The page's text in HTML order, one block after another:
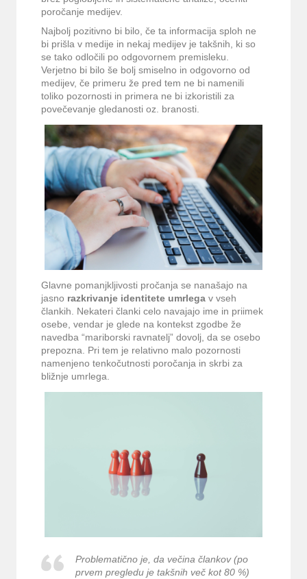
poročanje medijev.
Najbolj pozitivno bi bilo, če ta informacija sploh ne
bi prišla v medije in nekaj medijev je takšnih, ki so
se tako odločili po odgovornem premisleku.
Verjetno bi bilo še bolj smiselno in odgovorno od
medijev, če primeru že pred tem ne bi namenili
toliko pozornosti in primera ne bi izkoristili za
povečevanje gledanosti oz. branosti.
Glavne pomanjkljivosti pročanja se nanašajo na
jasno razkrivanje identitete umrlega v vseh
člankih. Nekateri članki celo navajajo ime in priimek
osebe, vendar je glede na kontekst zgodbe že
navedba “mariborski ravnatelj” dovolj, da se osebo
prepozna. Pri tem je relativno malo pozornosti
namenjeno tenkočutnosti poročanja in skrbi za
bližnje umrlega.
Problematično je, da večina člankov (po
prvem pregledu je takšnih več kot 80 %)